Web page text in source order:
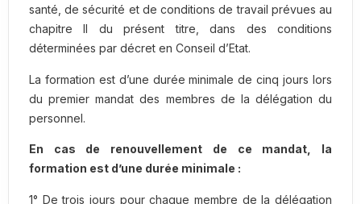
santé, de sécurité et de conditions de travail prévues au
chapitre II du présent titre, dans des conditions
déterminées par décret en Conseil d’Etat.
La formation est d’une durée minimale de cinq jours lors
du premier mandat des membres de la délégation du
personnel.
En cas de renouvellement de ce mandat, la
formation est d’une durée minimale :
1° De trois jours pour chaque membre de la délégation